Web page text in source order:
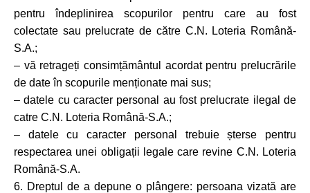
pentru îndeplinirea scopurilor pentru care au fost
colectate sau prelucrate de către C.N. Loteria Română-
S.A.;
– vă retrageți consimțământul acordat pentru prelucrările
de date în scopurile menționate mai sus;
– datele cu caracter personal au fost prelucrate ilegal de
catre C.N. Loteria Română-S.A.;
– datele cu caracter personal trebuie șterse pentru
respectarea unei obligații legale care revine C.N. Loteria
Română-S.A.
6. Dreptul de a depune o plângere: persoana vizată are